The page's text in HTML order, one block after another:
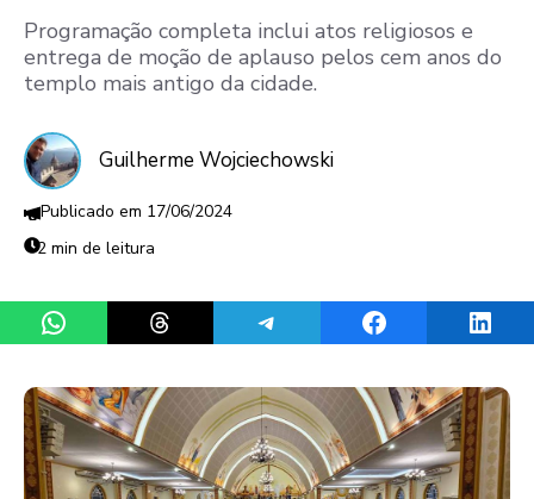
Programação completa inclui atos religiosos e
entrega de moção de aplauso pelos cem anos do
templo mais antigo da cidade.
Guilherme Wojciechowski
17/06/2024
2 min de leitura
Share on WhatsAppShare on ThreadsShare on TelegramShare on Facebook